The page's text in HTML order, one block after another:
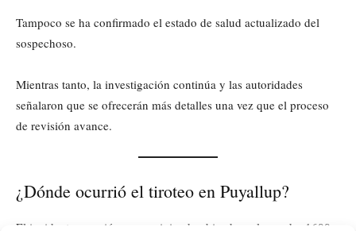
Tampoco se ha confirmado el estado de salud actualizado del
sospechoso.
Mientras tanto, la investigación continúa y las autoridades
señalaron que se ofrecerán más detalles una vez que el proceso
de revisión avance.
¿Dónde ocurrió el tiroteo en Puyallup?
El incidente ocurrió en una vivienda ubicada en la cuadra 1600